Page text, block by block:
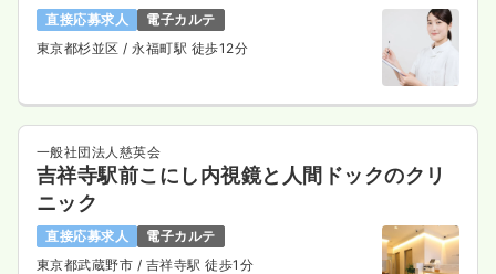
直接応募求人
電子カルテ
東京都杉並区/ 永福町駅 徒歩12分
一般社団法人慈英会
吉祥寺駅前こにし内視鏡と人間ドックのクリ
ニック
直接応募求人
電子カルテ
東京都武蔵野市 / 吉祥寺駅 徒歩1分